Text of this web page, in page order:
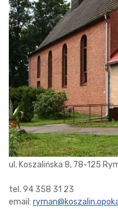
ul. Koszalińska 8, 78-125
tel. 94 358 31 23
email: